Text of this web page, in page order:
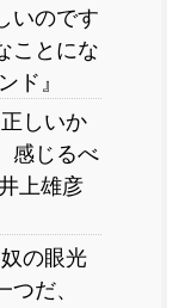
いのです
ことにな
ド』
しいか
感じるべ
上雄彦
の眼光
だ、